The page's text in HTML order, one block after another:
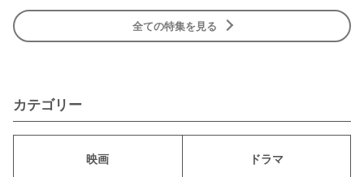
全ての特集を見る
カテゴリー
映画 ドラマ